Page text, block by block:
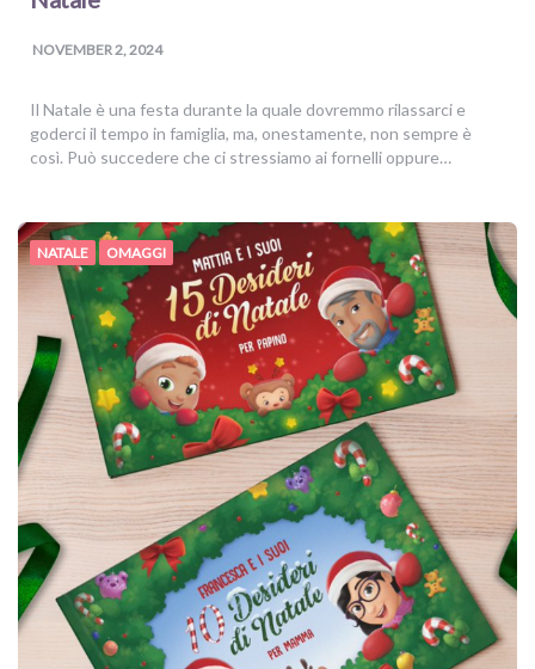
NOVEMBER 2, 2024
Il Natale è una festa durante la quale dovremmo rilassarci e
goderci il tempo in famiglia, ma, onestamente, non sempre è
così. Può succedere che ci stressiamo ai fornelli oppure…
NATALE OMAGGI